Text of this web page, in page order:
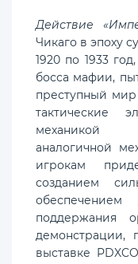
Действие
Чикаго в эпоху
1920 по 1933
босса мафии,
преступный мир
тактические
механикой
аналогичной
игрокам
созданием
обеспечением
поддержания
демонстрации,
выставке